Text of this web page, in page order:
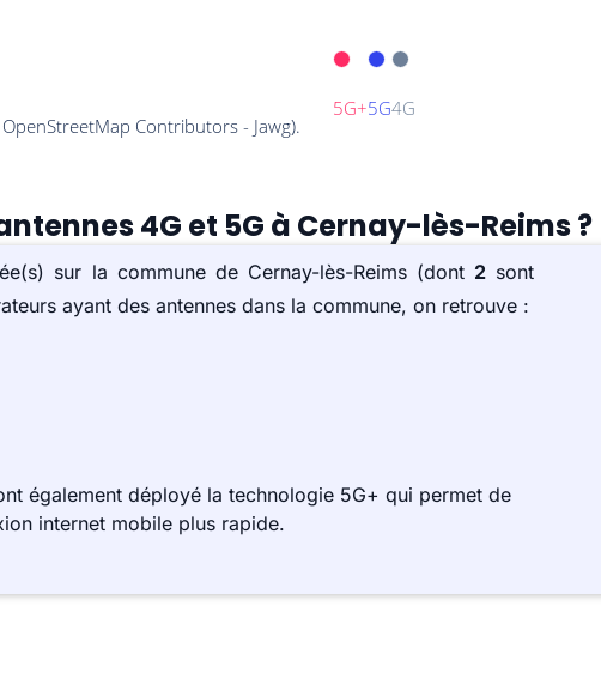
4G et 5G à Cernay-lès-Reims ?
sur la commune de Cernay-lès-Reims (dont 2sont
ayant des antennes dans la commune, on retrouve :
également déployé la technologie 5G+ qui permet de
internet mobile plus rapide.